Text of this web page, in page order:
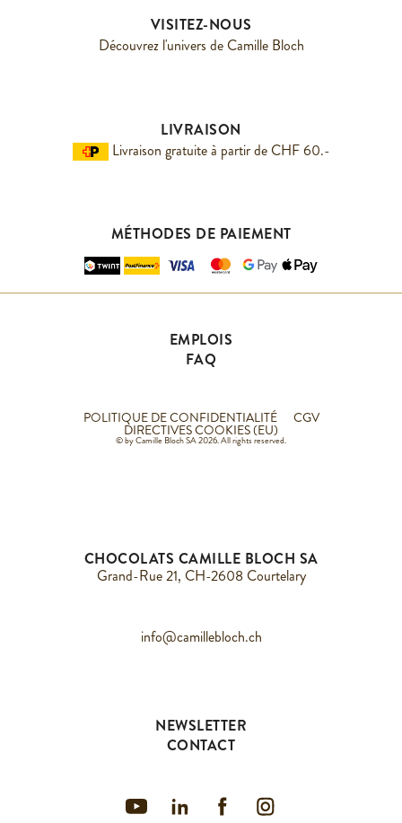
VISITEZ-NOUS
Découvrez l'univers de Camille Bloch
LIVRAISON
Livraison gratuite à partir de CHF 60.-
MÉTHODES DE PAIEMENT
EMPLOIS
FAQ
POLITIQUE DE CONFIDENTIALITÉ CGV
DIRECTIVES COOKIES (EU)
© by Camille Bloch SA 2026. All rights reserved.
CHOCOLATS CAMILLE BLOCH SA
Grand-Rue 21, CH-2608 Courtelary
info@camillebloch.ch
NEWSLETTER
CONTACT